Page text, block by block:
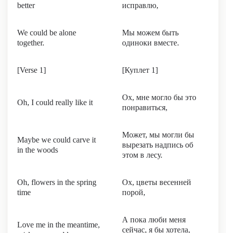
better
исправлю,
We could be alone
together.
Мы можем быть
одиноки вместе.
[Verse 1] [Куплет 1]
Oh, I could really like it
Ох, мне могло бы это
понравиться,
Maybe we could carve it
in the woods
Может, мы могли бы
вырезать надпись об
этом в лесу.
Oh, flowers in the spring
time
Ох, цветы весенней
порой,
Love me in the meantime,
А пока люби меня
сейчас, я бы хотела,